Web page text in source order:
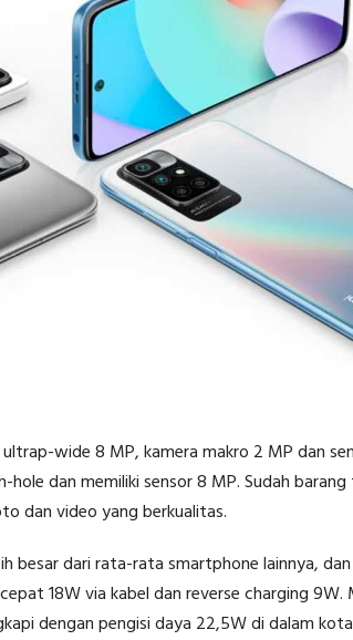
wide 8 MP, kamera makro 2 MP dan
dan memiliki sensor 8 MP. Sudah
dan video yang berkualitas.
besar dari rata-rata smartphone lainnya,
18W via kabel dan reverse charging 9W.
dengan pengisi daya 22,5W di dalam